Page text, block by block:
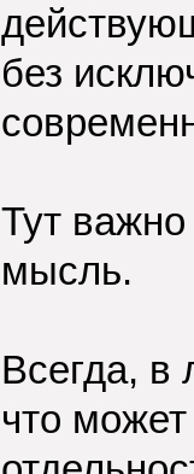
без
Тут
мысль.
Всегда, в
что